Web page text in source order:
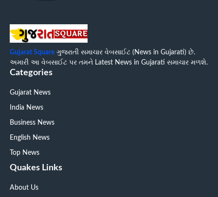
Gujarat Square ગુજરાતી સમાચાર વેબસાઈટ (News in Gujarati) છે.
અમારી આ વેબસાઈટ પર તમને Latest News in Gujarati સમાચાર મળશે.
Categories
Gujarat News
India News
Business News
English News
Top News
Quakes Links
About Us